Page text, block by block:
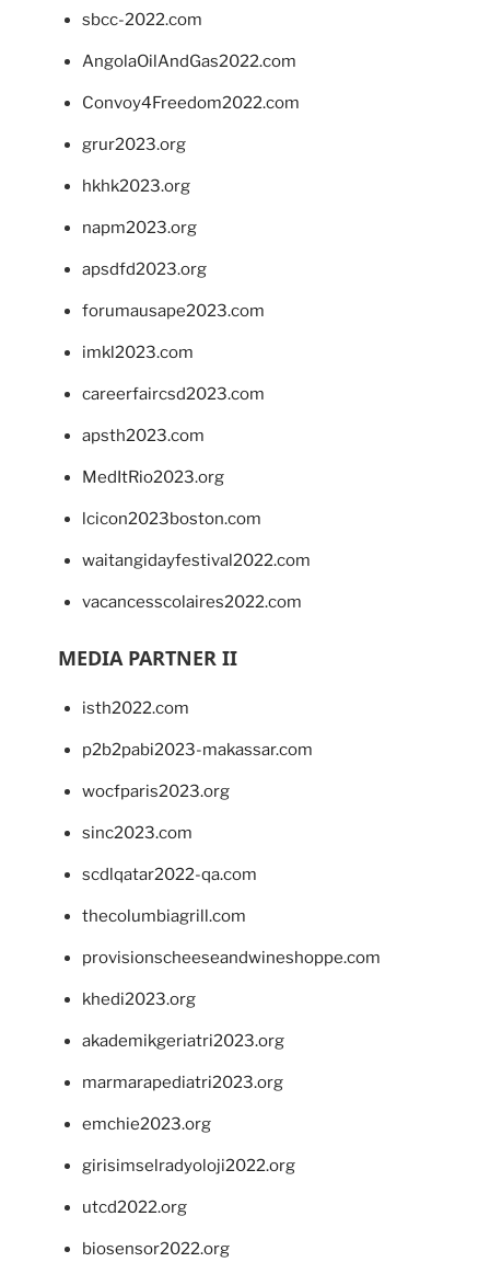
sbcc-2022.com
AngolaOilAndGas2022.com
Convoy4Freedom2022.com
grur2023.org
hkhk2023.org
napm2023.org
apsdfd2023.org
forumausape2023.com
imkl2023.com
careerfaircsd2023.com
apsth2023.com
MedItRio2023.org
lcicon2023boston.com
waitangidayfestival2022.com
vacancesscolaires2022.com
MEDIA PARTNER II
isth2022.com
p2b2pabi2023-makassar.com
wocfparis2023.org
sinc2023.com
scdlqatar2022-qa.com
thecolumbiagrill.com
provisionscheeseandwineshoppe.com
khedi2023.org
akademikgeriatri2023.org
marmarapediatri2023.org
emchie2023.org
girisimselradyoloji2022.org
utcd2022.org
biosensor2022.org